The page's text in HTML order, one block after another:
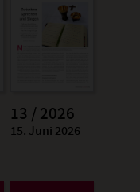
13 / 2026
:
15. Juni 2026